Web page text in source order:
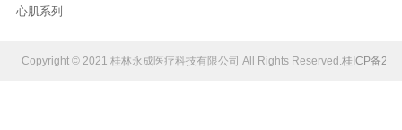
心肌系列
Copyright © 2021 桂林永成医疗科技有限公司 All Rights Reserved.桂ICP备